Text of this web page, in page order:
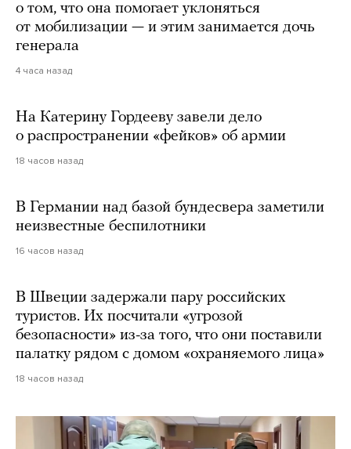
о том, что она помогает уклоняться
от мобилизации — и этим занимается дочь
генерала
4 часа назад
На Катерину Гордееву завели дело
о распространении «фейков» об армии
18 часов назад
В Германии над базой бундесвера заметили
неизвестные беспилотники
16 часов назад
В Швеции задержали пару российских
туристов. Их посчитали «угрозой
безопасности» из-за того, что они поставили
палатку рядом с домом «охраняемого лица»
18 часов назад